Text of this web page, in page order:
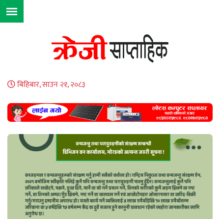
बिहिबार, साउन २१, २०८३